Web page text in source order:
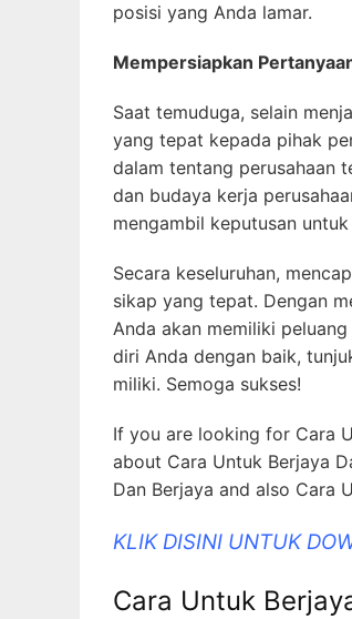
posisi yang Anda lamar.
Mempersiapkan
Saat temuduga, selain
yang tepat kepada pihak
dalam tentang perusahaan
dan budaya kerja
mengambil keputusan
Secara keseluruhan,
sikap yang tepat. Dengan
Anda akan memiliki
diri Anda dengan baik,
miliki. Semoga sukses!
If you are looking for Cara
about Cara Untuk Berjaya
Dan Berjaya and also Cara
KLIK DISINI UNTUK
Cara Untuk